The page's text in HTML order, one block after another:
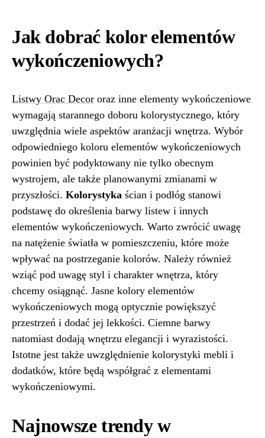
Jak dobrać kolor elementów
wykończeniowych?
Listwy Orac Decor oraz inne elementy wykończeniowe
wymagają starannego doboru kolorystycznego, który
uwzględnia wiele aspektów aranżacji wnętrza. Wybór
odpowiedniego koloru elementów wykończeniowych
powinien być podyktowany nie tylko obecnym
wystrojem, ale także planowanymi zmianami w
przyszłości. Kolorystyka ścian i podłóg stanowi
podstawę do określenia barwy listew i innych
elementów wykończeniowych. Warto zwrócić uwagę
na natężenie światła w pomieszczeniu, które może
wpływać na postrzeganie kolorów. Należy również
wziąć pod uwagę styl i charakter wnętrza, który
chcemy osiągnąć. Jasne kolory elementów
wykończeniowych mogą optycznie powiększyć
przestrzeń i dodać jej lekkości. Ciemne barwy
natomiast dodają wnętrzu elegancji i wyrazistości.
Istotne jest także uwzględnienie kolorystyki mebli i
dodatków, które będą współgrać z elementami
wykończeniowymi.
Najnowsze trendy w